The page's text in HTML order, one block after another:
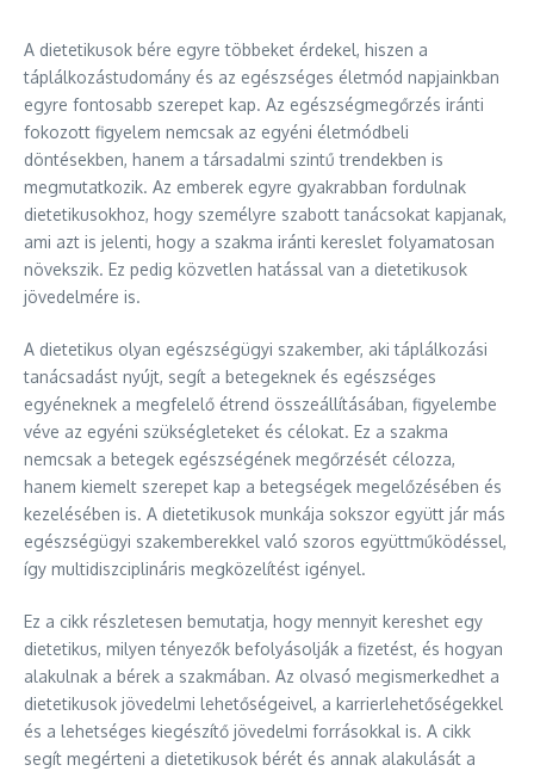
A dietetikusok bére egyre többeket érdekel, hiszen a
táplálkozástudomány és az egészséges életmód napjainkban
egyre fontosabb szerepet kap. Az egészségmegőrzés iránti
fokozott figyelem nemcsak az egyéni életmódbeli
döntésekben, hanem a társadalmi szintű trendekben is
megmutatkozik. Az emberek egyre gyakrabban fordulnak
dietetikusokhoz, hogy személyre szabott tanácsokat kapjanak,
ami azt is jelenti, hogy a szakma iránti kereslet folyamatosan
növekszik. Ez pedig közvetlen hatással van a dietetikusok
jövedelmére is.
A dietetikus olyan egészségügyi szakember, aki táplálkozási
tanácsadást nyújt, segít a betegeknek és egészséges
egyéneknek a megfelelő étrend összeállításában, figyelembe
véve az egyéni szükségleteket és célokat. Ez a szakma
nemcsak a betegek egészségének megőrzését célozza,
hanem kiemelt szerepet kap a betegségek megelőzésében és
kezelésében is. A dietetikusok munkája sokszor együtt jár más
egészségügyi szakemberekkel való szoros együttműködéssel,
így multidiszciplináris megközelítést igényel.
Ez a cikk részletesen bemutatja, hogy mennyit kereshet egy
dietetikus, milyen tényezők befolyásolják a fizetést, és hogyan
alakulnak a bérek a szakmában. Az olvasó megismerkedhet a
dietetikusok jövedelmi lehetőségeivel, a karrierlehetőségekkel
és a lehetséges kiegészítő jövedelmi forrásokkal is. A cikk
segít megérteni a dietetikusok bérét és annak alakulását a